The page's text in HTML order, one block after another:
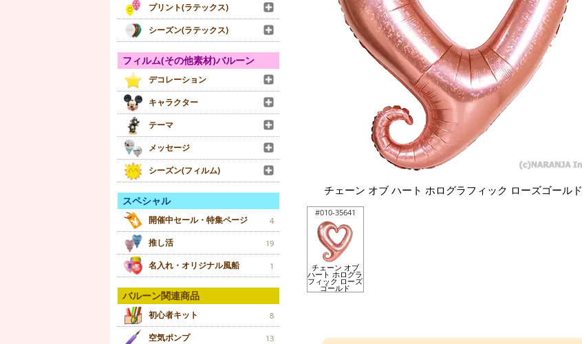
プリント(ラテックス)
シーズン(ラテックス)
フィルム(その他素材)バルーン
デコレーション
キャラクター
テーマ
メッセージ
シーズン(フィルム)
スペシャル
開催中セール・特集ページ 4
推し活 19
名入れ・オリジナル風船 1
バルーン関連商品
初心者キット 8
空気ポンプ 13
チェーン オブ ハート ホログラフィック ローズゴールド
#010-35641
チェーン オブ
ハート ホログラ
フィック ローズ
ゴールド